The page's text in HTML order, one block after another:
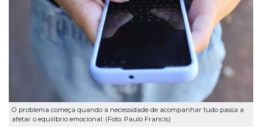
O problema começa quando a necessidade de acompanhar tudo passa a
afetar o equilíbrio emocional. (Foto: Paulo Francis)